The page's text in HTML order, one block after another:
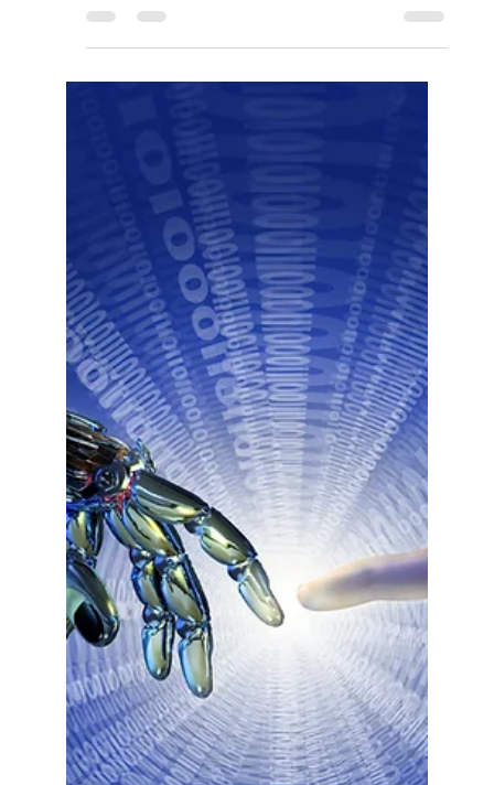
Julian Boilier
25 nov. 2023
5 min de lecture
Crise chez OpenAI :
Répercussions d'un Choc dans
le Monde de l'IA
OpenAI, figure éminente de l'intelligence artificielle,
se trouve actuellement plongée dans un tourbillon
inattendu à la suite du départ...